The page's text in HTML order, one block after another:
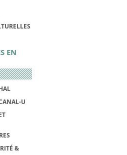
EN
U
&